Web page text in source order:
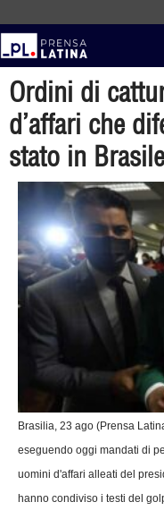
Ordini di
d’affari che
stato in Brasile
Brasilia, 23 ago (Prensa
eseguendo oggi mandati di
uomini d'affari alleati del
hanno condiviso i testi del